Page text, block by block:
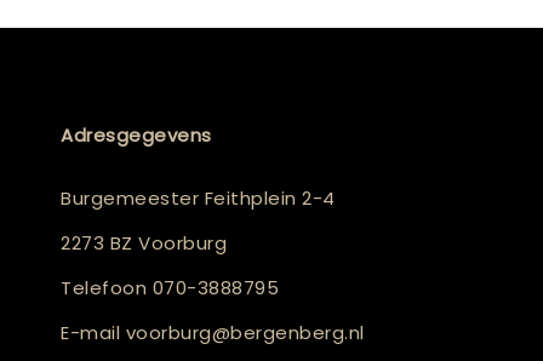
Adresgegevens
Burgemeester Feithplein 2-4
2273 BZ Voorburg
Telefoon 070-3888795
E-mail voorburg@bergenberg.nl